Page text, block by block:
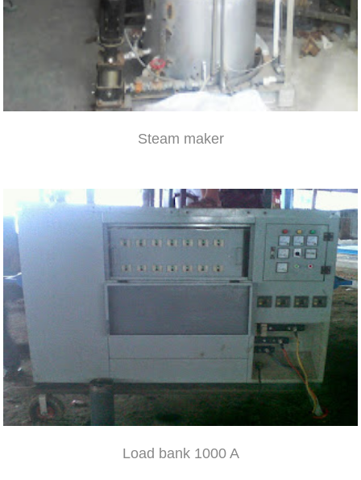
Steam maker
Load bank 1000 A